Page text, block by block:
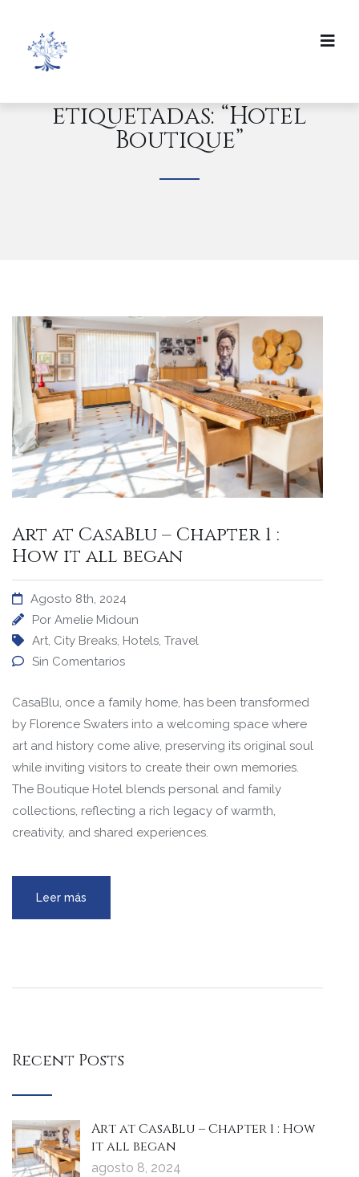
etiquetadas: “Hotel
Boutique”
Art at CasaBlu – Chapter 1 :
How it all began
Agosto 8th, 2024
Por Amelie Midoun
Art, City Breaks, Hotels, Travel
Sin Comentarios
CasaBlu, once a family home, has been transformed
by Florence Swaters into a welcoming space where
art and history come alive, preserving its original soul
while inviting visitors to create their own memories.
The Boutique Hotel blends personal and family
collections, reflecting a rich legacy of warmth,
creativity, and shared experiences.
Leer más
Recent Posts
Art at CasaBlu – Chapter 1 : How
it all began
agosto 8, 2024